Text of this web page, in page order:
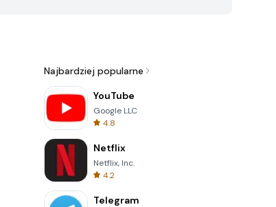
Najbardziej popularne
YouTube
Google LLC
4.8
Netflix
Netflix, Inc.
4.2
Telegram